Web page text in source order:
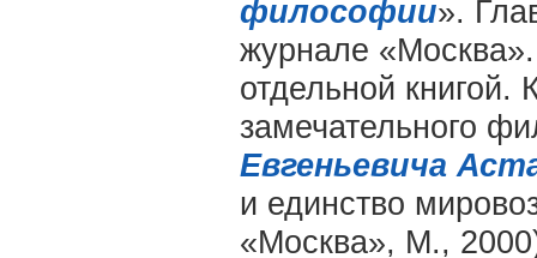
философии».
журнале
отдельной книгой.
замечательного
Евгеньевича
и единство
«Москва», М.,